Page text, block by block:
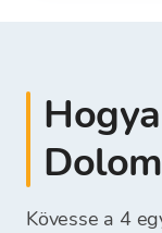
Kövesse a 4